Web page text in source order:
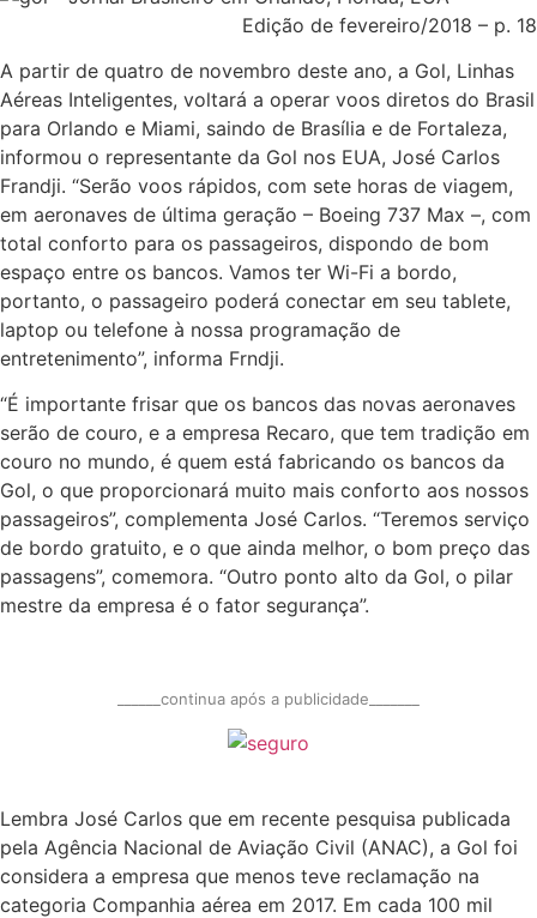
Edição de fevereiro/2018 – p. 18
A partir de quatro de novembro deste ano, a Gol, Linhas
Aéreas Inteligentes, voltará a operar voos diretos do Brasil
para Orlando e Miami, saindo de Brasília e de Fortaleza,
informou o representante da Gol nos EUA, José Carlos
Frandji. “Serão voos rápidos, com sete horas de viagem,
em aeronaves de última geração – Boeing 737 Max –, com
total conforto para os passageiros, dispondo de bom
espaço entre os bancos. Vamos ter Wi-Fi a bordo,
portanto, o passageiro poderá conectar em seu tablete,
laptop ou telefone à nossa programação de
entretenimento”, informa Frndji.
“É importante frisar que os bancos das novas aeronaves
serão de couro, e a empresa Recaro, que tem tradição em
couro no mundo, é quem está fabricando os bancos da
Gol, o que proporcionará muito mais conforto aos nossos
passageiros”, complementa José Carlos. “Teremos serviço
de bordo gratuito, e o que ainda melhor, o bom preço das
passagens”, comemora. “Outro ponto alto da Gol, o pilar
mestre da empresa é o fator segurança”.
______continua após a publicidade_______
Lembra José Carlos que em recente pesquisa publicada
pela Agência Nacional de Aviação Civil (ANAC), a Gol foi
considera a empresa que menos teve reclamação na
categoria Companhia aérea em 2017. Em cada 100 mil